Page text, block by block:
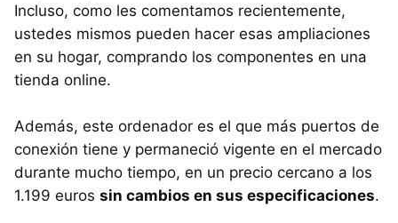
Incluso, como les comentamos recientemente,
ustedes mismos pueden hacer esas ampliaciones
en su hogar, comprando los componentes en una
tienda online.
Además, este ordenador es el que más puertos de
conexión tiene y permaneció vigente en el mercado
durante mucho tiempo, en un precio cercano a los
1.199 euros sin cambios en sus especificaciones.